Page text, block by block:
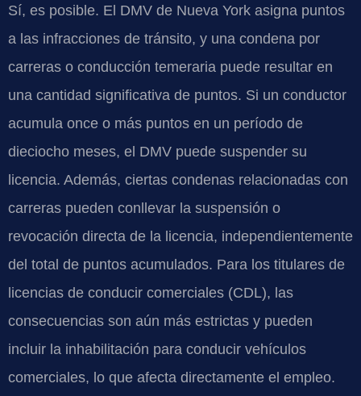
Sí, es posible. El DMV de Nueva York asigna puntos
a las infracciones de tránsito, y una condena por
carreras o conducción temeraria puede resultar en
una cantidad significativa de puntos. Si un conductor
acumula once o más puntos en un período de
dieciocho meses, el DMV puede suspender su
licencia. Además, ciertas condenas relacionadas con
carreras pueden conllevar la suspensión o
revocación directa de la licencia, independientemente
del total de puntos acumulados. Para los titulares de
licencias de conducir comerciales (CDL), las
consecuencias son aún más estrictas y pueden
incluir la inhabilitación para conducir vehículos
comerciales, lo que afecta directamente el empleo.